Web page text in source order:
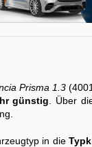
Prisma 1.3
günstig . Über
in die